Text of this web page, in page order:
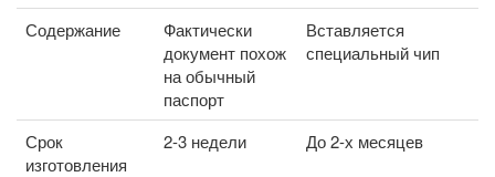
Содержание
Фактически
документ похож
на обычный
паспорт
Вставляется
специальный чип
Срок
изготовления
2-3 недели До 2-х месяцев